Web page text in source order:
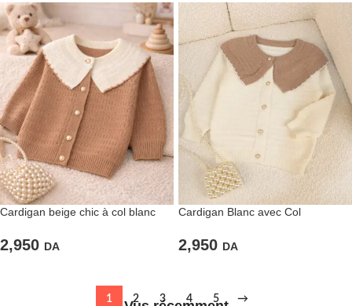
Cardigan beige chic à col blanc
2,950 DA
Cardigan Blanc avec Col
2,950 DA
1 2 3 4 5 →